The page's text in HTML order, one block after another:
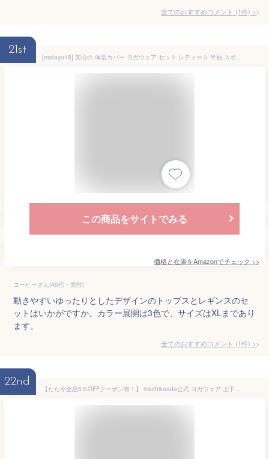
全てのおすすめコメント (1件) >
21st
[motayu18] 安心の 体型カバー ヨガウェア セット レディース 半袖 スポーツウェア ヨガ フィットネスウェア 速乾 伸縮性 薄手 ピラティス トレーニングウェア ジム 服装 女性 (ピンク, M)
この商品をサイトでみる
価格と在庫をAmazonでチェック >>
コーヒーさん(40代・男性)
動きやすいゆったりとしたデザインのトップスとレギンスのセ
ットはいかがですか。カラー展開は3色で、サイズはXLまであり
ます。
全てのおすすめコメント (1件) >
22nd
【ただ今全品5％OFFクーポン有！】 machikaada公式 ヨガウェア 上下セット ピラティス ウェア ピラティスウェア ヨガ レギンス Tシャツ レディース おしゃれ かわいい ホットヨガ ロング丈 スポーツウェア トレーニングウェア ヨガ上下セット 2点セット カバー マチカアダ